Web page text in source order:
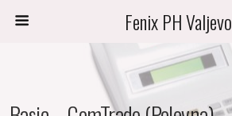
Fenix PH Valjevo